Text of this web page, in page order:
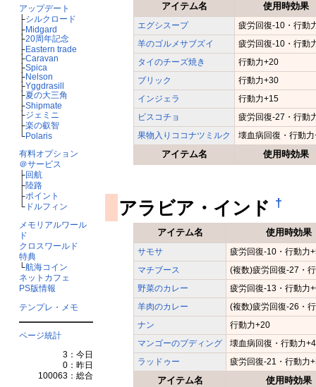
アップデート
├シルクロード
├Midgard
├20周年記念
├Eastern trade
├Caravan
├Spica
├Nelson
├Yggdrasill
├夏の大三角
├Shipmate
├ジェミニ
├楽の叡智
└Polaris
有料オプション
＠サービス
├回航
├陸路
├ポイント
└ドルフィン
メモリアルワール
ド
クロスワールド
特典
└航海コイン
ネットカフェ
PS版情報
テンプレ・メモ
ページ統計
3：今日
0：昨日
100063：総合
アイテム名 使用時効果
アイテム名 使用時効果
エグシスープ
疲労回復-10・行動
羊のゴルメサブズイ
疲労回復-10・行動
タイのチーズ焼き
行動力+20
ブリック
行動力+30
インジェラ
行動力+15
ビスコチョ
疲労回復-27・行動
果物入りココナツミルク
壊血病回復・行動
アラビア・インド †
アイテム名 使用時効果
アイテム名 使用時効果
サモサ
疲労回復-10・行動力
マチブース
(複数)疲労回復-27・
野菜のカレー
疲労回復-13・行動力
羊肉のカレー
(複数)疲労回復-26・
ナン
行動力+20
マンゴーのプディング
壊血病回復・行動力
ラッドゥー
疲労回復-21・行動力